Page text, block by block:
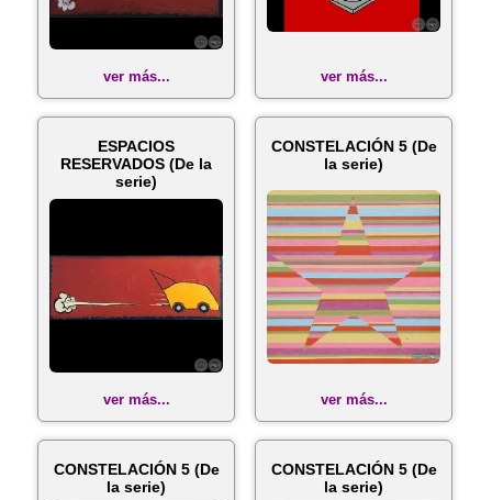
ver más... ver más...
ESPACIOS
RESERVADOS (De la
serie)
ver más...
CONSTELACIÓN 5 (De
la serie)
ver más...
CONSTELACIÓN 5 (De
la serie)
CONSTELACIÓN 5 (De
la serie)